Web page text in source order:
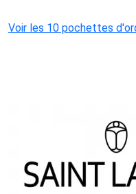
Voir les 10 pochettes